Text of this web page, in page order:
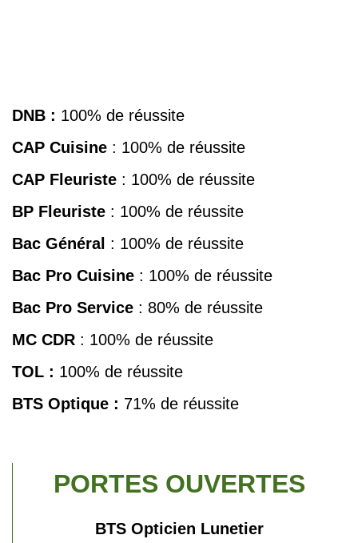
DNB : 100% de réussite
CAP Cuisine : 100% de réussite
CAP Fleuriste : 100% de réussite
BP Fleuriste : 100% de réussite
Bac Général : 100% de réussite
Bac Pro Cuisine : 100% de réussite
Bac Pro Service : 80% de réussite
MC CDR : 100% de réussite
TOL : 100% de réussite
BTS Optique : 71% de réussite
PORTES OUVERTES
BTS Opticien Lunetier